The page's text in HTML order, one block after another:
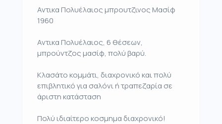
Αντικα Πολυέλαιος μπρουτζινος Μασίφ
1960
Αντικα Πολυέλαιος, 6 θέσεων,
μπρούντζος μασίφ, πολύ βαρύ.
Κλασάτο κομμάτι, διαχρονικό και πολύ
επιβλητικό για σαλόνι ή τραπεζαρία σε
άριστη κατάσταση
Πολύ ιδιαίτερο κοσμημα διαχρονικό!